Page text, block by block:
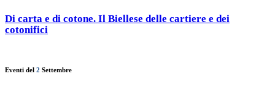
Di carta e di cotone. Il Biellese delle cartiere e dei
cotonifici
Eventi del 2 Settembre